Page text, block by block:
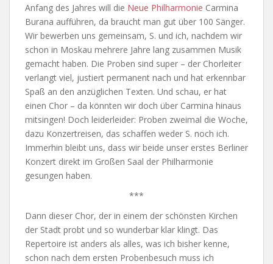
Anfang des Jahres will die Neue Philharmonie Carmina
Burana aufführen, da braucht man gut über 100 Sänger.
Wir bewerben uns gemeinsam, S. und ich, nachdem wir
schon in Moskau mehrere Jahre lang zusammen Musik
gemacht haben. Die Proben sind super – der Chorleiter
verlangt viel, justiert permanent nach und hat erkennbar
Spaß an den anzüglichen Texten. Und schau, er hat
einen Chor – da könnten wir doch über Carmina hinaus
mitsingen! Doch leiderleider: Proben zweimal die Woche,
dazu Konzertreisen, das schaffen weder S. noch ich.
Immerhin bleibt uns, dass wir beide unser erstes Berliner
Konzert direkt im Großen Saal der Philharmonie
gesungen haben.
***
Dann dieser Chor, der in einem der schönsten Kirchen
der Stadt probt und so wunderbar klar klingt. Das
Repertoire ist anders als alles, was ich bisher kenne,
schon nach dem ersten Probenbesuch muss ich